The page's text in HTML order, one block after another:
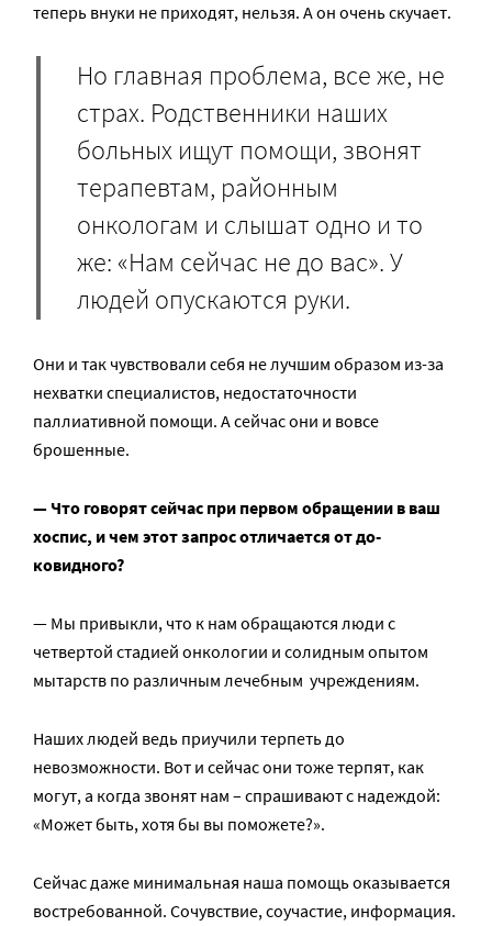
теперь внуки не приходят, нельзя. А он очень скучает.
Но главная проблема, все же, не
страх. Родственники наших
больных ищут помощи, звонят
терапевтам, районным
онкологам и слышат одно и то
же: «Нам сейчас не до вас». У
людей опускаются руки.
Они и так чувствовали себя не лучшим образом из-за
нехватки специалистов, недостаточности
паллиативной помощи. А сейчас они и вовсе
брошенные.
— Что говорят сейчас при первом обращении в ваш
хоспис, и чем этот запрос отличается от до-
ковидного?
— Мы привыкли, что к нам обращаются люди с
четвертой стадией онкологии и солидным опытом
мытарств по различным лечебным учреждениям.
Наших людей ведь приучили терпеть до
невозможности. Вот и сейчас они тоже терпят, как
могут, а когда звонят нам – спрашивают с надеждой:
«Может быть, хотя бы вы поможете?».
Сейчас даже минимальная наша помощь оказывается
востребованной. Сочувствие, соучастие, информация.